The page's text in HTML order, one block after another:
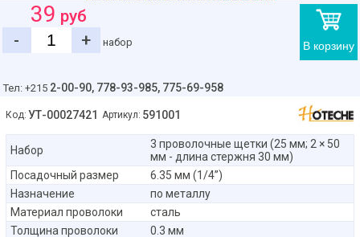
В корзину
39 руб
-
+ набор
Тел: +215 2-00-90, 778-93-985, 775-69-958
Код: УТ-00027421 Артикул: 591001
Набор
3 проволочные щетки (25 мм; 2 × 50
мм - длина стержня 30 мм)
Посадочный размер
6.35 мм (1/4”)
Назначение
по металлу
Материал проволоки
сталь
Толщина проволоки
0.3 мм